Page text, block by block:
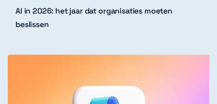
AI in 2026: het jaar dat organisaties moeten
beslissen